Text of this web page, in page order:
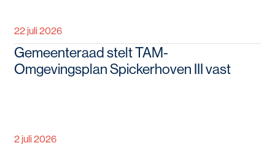
22 juli 2026
Gemeenteraad stelt TAM-
Omgevingsplan Spickerhoven III vast
2 juli 2026